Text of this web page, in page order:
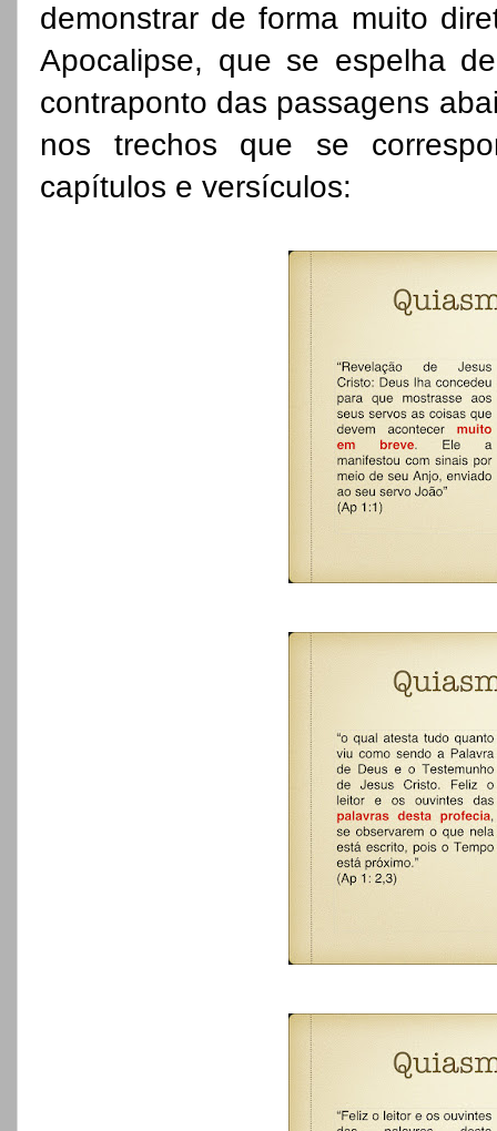
demonstrar de forma muito
Apocalipse, que se espelha
contraponto das passagens
nos trechos que se
capítulos e versículos: